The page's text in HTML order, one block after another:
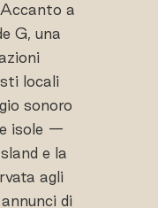
a
G, una
locali
sonoro
isole —
e la
agli
di